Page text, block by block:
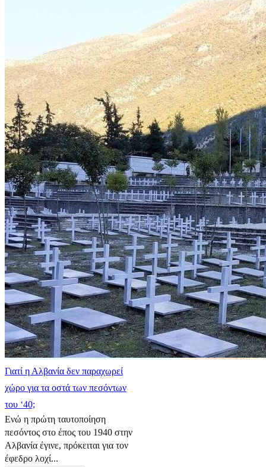
Γιατί η Αλβανία δεν παραχωρεί
χώρο για τα οστά των πεσόντων
του ‘40;
Ενώ η πρώτη ταυτοποίηση
πεσόντος στο έπος του 1940 στην
Αλβανία έγινε, πρόκειται για τον
έφεδρο λοχί...